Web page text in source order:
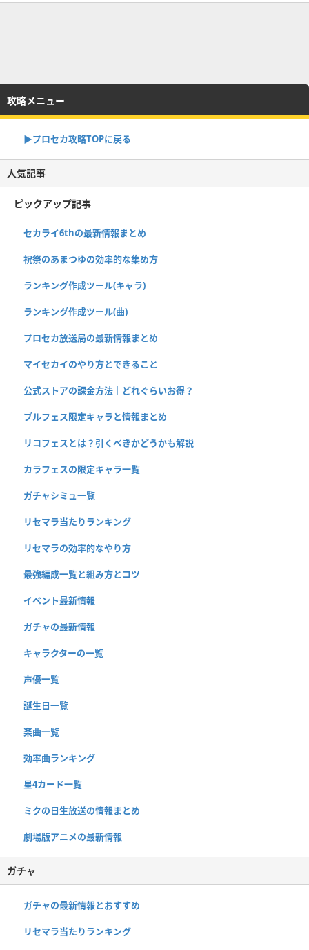
攻略メニュー
▶︎プロセカ攻略TOPに戻る
人気記事
ピックアップ記事
セカライ6thの最新情報まとめ
祝祭のあまつゆの効率的な集め方
ランキング作成ツール(キャラ)
ランキング作成ツール(曲)
プロセカ放送局の最新情報まとめ
マイセカイのやり方とできること
公式ストアの課金方法｜どれぐらいお得？
ブルフェス限定キャラと情報まとめ
リコフェスとは？引くべきかどうかも解説
カラフェスの限定キャラ一覧
ガチャシミュ一覧
リセマラ当たりランキング
リセマラの効率的なやり方
最強編成一覧と組み方とコツ
イベント最新情報
ガチャの最新情報
キャラクターの一覧
声優一覧
誕生日一覧
楽曲一覧
効率曲ランキング
星4カード一覧
ミクの日生放送の情報まとめ
劇場版アニメの最新情報
ガチャ
ガチャの最新情報とおすすめ
リセマラ当たりランキング